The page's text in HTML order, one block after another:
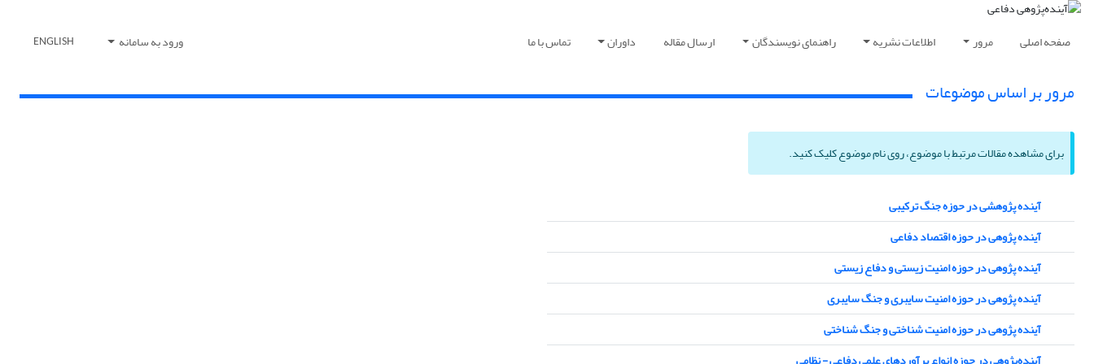
صفحه اصلی مرور اطلاعات نشریه راهنمای نویسندگان ارسال مقاله داوران تماس با ما ورود به سامانه ENGLISH
مرور بر اساس موضوعات
برای مشاهده مقالات مرتبط با موضوع، روی نام موضوع کلیک کنید.
آینده پژوهشی در حوزه جنگ ترکیبی
آینده پژوهی در حوزه اقتصاد دفاعی
آینده پژوهی در حوزه امنیت زیستی و دفاع زیستی
آینده پژوهی در حوزه امنیت سایبری و جنگ سایبری
آینده پژوهی در حوزه امنیت شناختی و جنگ شناختی